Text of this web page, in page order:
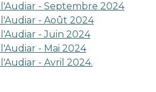
- Septembre 2024
- Août 2024
- Juin 2024
- Mai 2024
- Avril 2024.